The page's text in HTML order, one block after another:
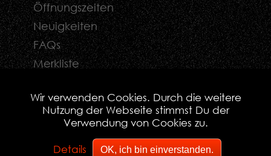
Öffnungszeiten
Neuigkeiten
FAQs
Merkliste
© 2026 lichtundton24.de - Alle Rechte Vorbehalten
|
|Impressum|Datenschutz|Sitemap
Wir verwenden Cookies. Durch die weitere
Nutzung der Webseite stimmst Du der
Verwendung von Cookies zu.
Details OK, ich bin einverstanden.